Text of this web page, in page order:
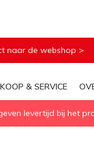
Voor
naar de webshop >
& SERVICE
levertijd bij het